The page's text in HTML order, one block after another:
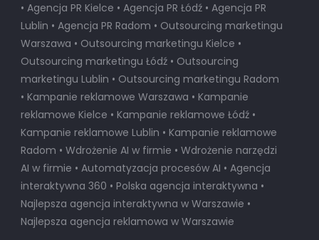
• Agencja PR Kielce • Agencja PR Łódź • Agencja PR
Lublin • Agencja PR Radom • Outsourcing marketingu
Warszawa • Outsourcing marketingu Kielce •
Outsourcing marketingu Łódź • Outsourcing
marketingu Lublin • Outsourcing marketingu Radom
• Kampanie reklamowe Warszawa • Kampanie
reklamowe Kielce • Kampanie reklamowe Łódź •
Kampanie reklamowe Lublin • Kampanie reklamowe
Radom • Wdrożenie AI w firmie • Wdrożenie narzędzi
AI w firmie • Automatyzacja procesów AI • Agencja
interaktywna 360 • Polska agencja interaktywna •
Najlepsza agencja interaktywna w Warszawie •
Najlepsza agencja reklamowa w Warszawie